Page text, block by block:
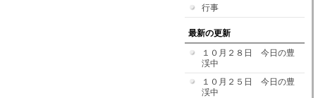
行事
最新の更新
１０月２８日 今日の豊
渓中
１０月２５日 今日の豊
渓中